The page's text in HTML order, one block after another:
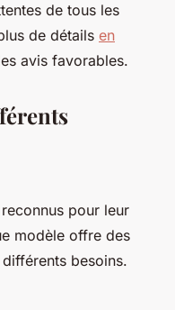
de tous les
de détails en
avis favorables.
pour leur
modèle offre des
besoins.